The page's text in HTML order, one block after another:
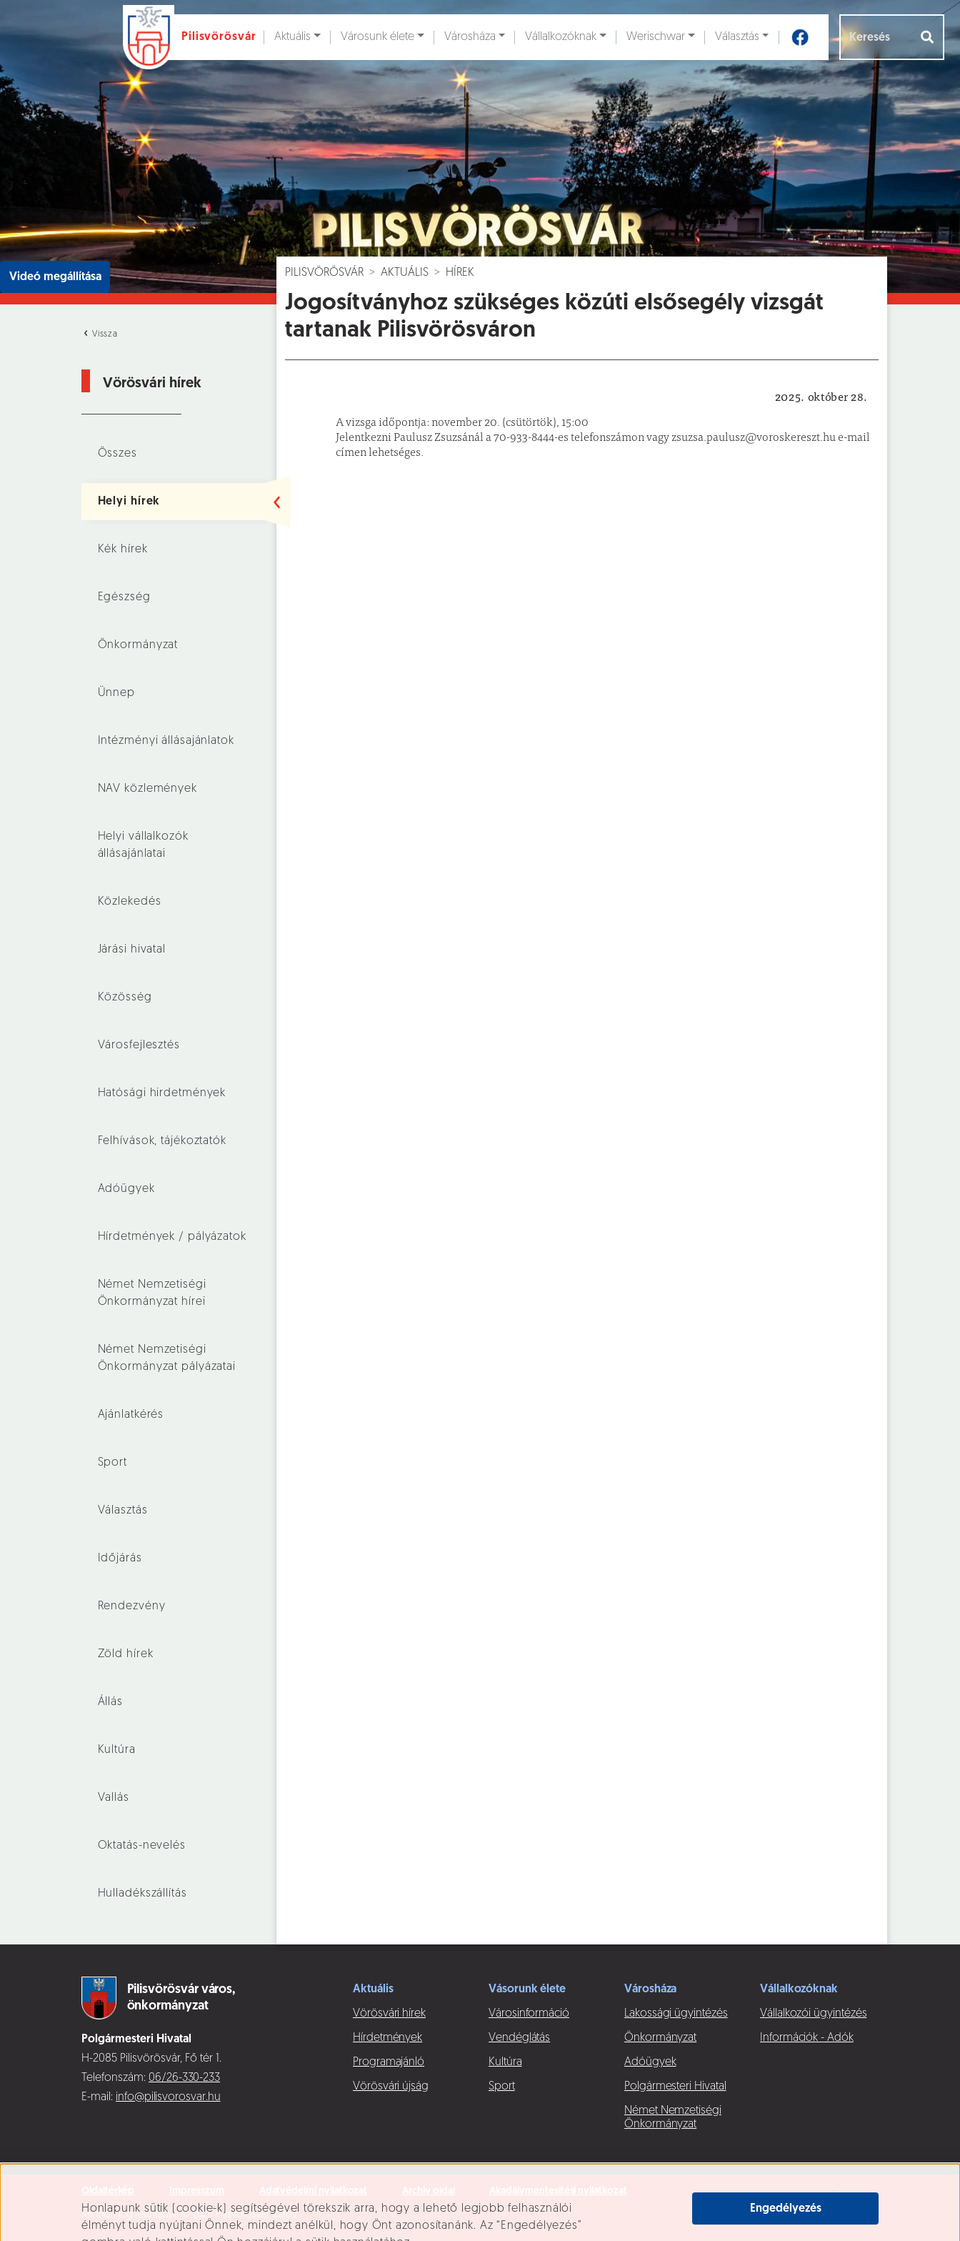
Süti beállítások
Honlapunk sütik (cookie-k) segítségével törekszik arra, hogy a lehető legjobb felhasználói
élményt tudja nyújtani Önnek, mindezt anélkül, hogy Önt azonosítanánk. Az “Engedélyezés”
Engedélyezés
Ugrás a fő tartalomhoz
Pilisvörösvár Aktuális Városunk élete Városháza Vállalkozóknak Werischwar Választás
Videó megállítása
Vissza
Vörösvári hírek
Összes
Helyi hírek
Kék hírek
Egészség
Önkormányzat
Ünnep
Intézményi állásajánlatok
NAV közlemények
Helyi vállalkozók
állásajánlatai
Közlekedés
Járási hivatal
Közösség
Városfejlesztés
Hatósági hirdetmények
Felhívások, tájékoztatók
Adóügyek
Hírdetmények / pályázatok
Német Nemzetiségi
Önkormányzat hírei
Német Nemzetiségi
Önkormányzat pályázatai
Ajánlatkérés
Sport
Választás
Időjárás
Rendezvény
Zöld hírek
Állás
Kultúra
Vallás
Oktatás-nevelés
Hulladékszállítás
PILISVÖRÖSVÁR AKTUÁLIS HÍREK
Jogosítványhoz szükséges közúti elsősegély vizsgát
tartanak Pilisvörösváron
Helyi hírek
2025. október 28.
A vizsga időpontja: november 20. (csütörtök), 15:00
Jelentkezni Paulusz Zsuzsánál a 70-933-8444-es telefonszámon vagy zsuzsa.paulusz@voroskereszt.hu e-mail
címen lehetséges.
Pilisvörösvár város,
önkormányzat
Polgármesteri Hivatal
H-2085 Pilisvörösvár, Fő tér 1.
Telefonszám: 06/26-330-233
E-mail: info@pilisvorosvar.hu
Aktuális
Vörösvári hírek
Hírdetmények
Programajánló
Vörösvári újság
Vásorunk élete
Városinformáció
Vendéglátás
Kultúra
Sport
Városháza
Lakossági ügyintézés
Önkormányzat
Adóügyek
Polgármesteri Hivatal
Német Nemzetiségi
Önkormányzat
Vállalkozóknak
Vállalkozói ügyintézés
Információk - Adók
Minden jog fenntartva © 2026 Pilisvörösvár Város
Hírek [] Események [] Dokumentumok [ Aloldalak [ ]